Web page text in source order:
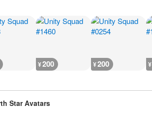
¥200 ¥200 ¥
Star Avatars